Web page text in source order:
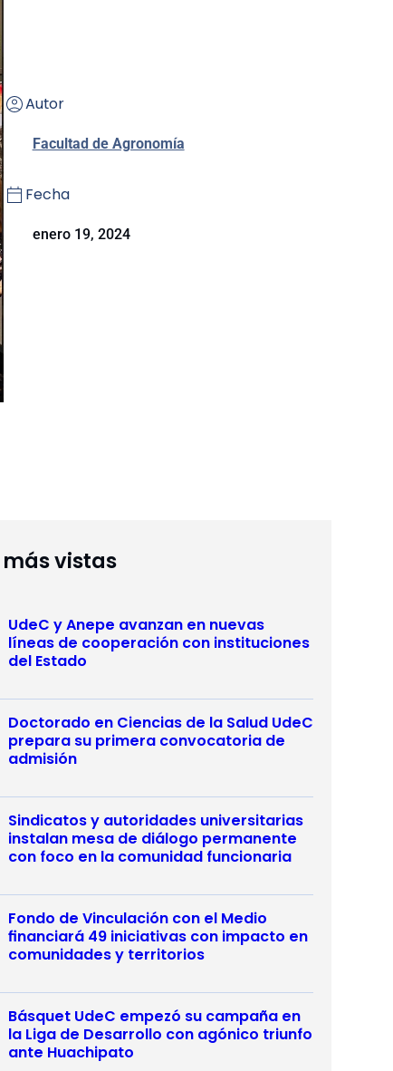
Autor
Facultad de Agronomía
Fecha
enero 19, 2024
vistas
UdeC y Anepe avanzan en nuevas
líneas de cooperación con instituciones
del Estado
Doctorado en Ciencias de la Salud UdeC
prepara su primera convocatoria de
admisión
Sindicatos y autoridades universitarias
instalan mesa de diálogo permanente
con foco en la comunidad funcionaria
Fondo de Vinculación con el Medio
financiará 49 iniciativas con impacto en
comunidades y territorios
Básquet UdeC empezó su campaña en
la Liga de Desarrollo con agónico triunfo
ante Huachipato